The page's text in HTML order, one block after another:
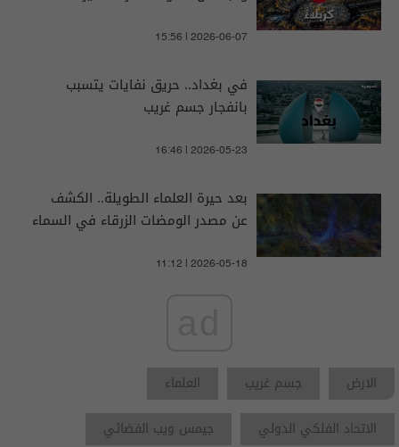
15:56 | 2026-06-07
في بغداد.. حريق نفايات يتسبب
بانفجار جسم غريب
16:46 | 2026-05-23
بعد حيرة العلماء الطويلة.. الكشف
عن مصدر الومضات الزرقاء في السماء
11:12 | 2026-05-18
الارض جسم غريب
العلماء
الاتحاد الفلكي الدولي
جيمس ويب الفضائي